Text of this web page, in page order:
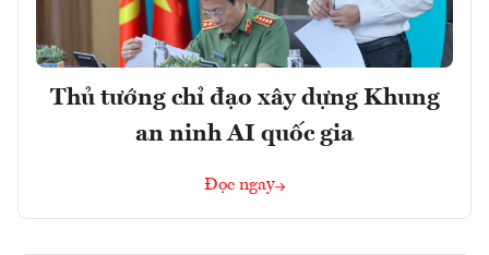
Thủ tướng chỉ đạo xây dựng Khung
an ninh AI quốc gia
Đọc ngay